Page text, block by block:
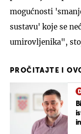
mogućnosti
sustavu' koje se
umirovljenika",
PROČITAJTE I